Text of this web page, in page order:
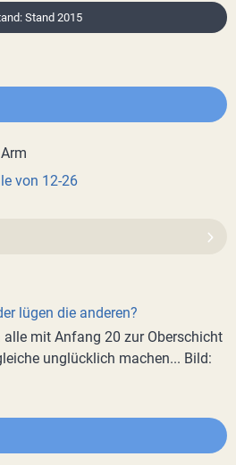
Stand 2015
von 12-26
lügen die anderen?
mit Anfang 20 zur Oberschicht
unglücklich machen... Bild: